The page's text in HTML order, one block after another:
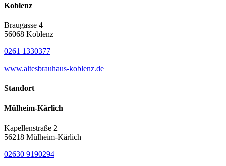
Koblenz
Braugasse 4
56068 Koblenz
0261 1330377
www.altesbrauhaus-koblenz.de
Standort
Mülheim-Kärlich
Kapellenstraße 2
56218 Mülheim-Kärlich
02630 9190294